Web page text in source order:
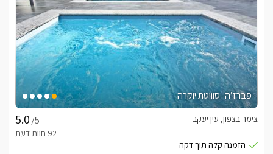
פברז’ה- סוויטת יוקרה
/5
צימר בצפון, עין יעקב